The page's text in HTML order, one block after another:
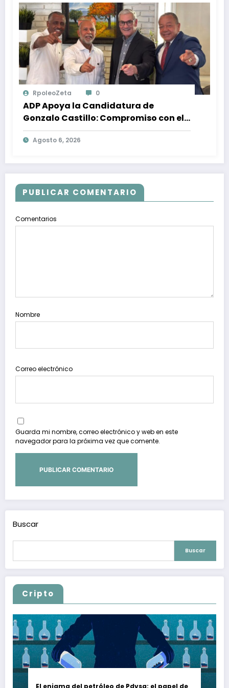
RpoleoZeta 0
ADP Apoya la Candidatura de
Gonzalo Castillo: Compromiso con el
Desarrollo Nacional y la Participación
Política
Agosto 6, 2026
PUBLICAR COMENTARIO
Comentarios
Nombre
Correo electrónico
Guarda mi nombre, correo electrónico y web en este
navegador para la próxima vez que comente.
Buscar
Buscar
Cripto
El enigma del petróleo de Pdvsa: el papel de